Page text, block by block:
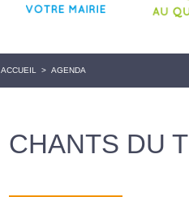
ACCUEIL > AGENDA
CHANTS DU